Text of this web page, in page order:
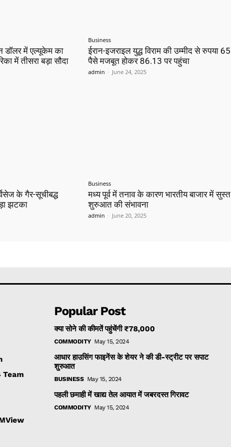
डॉलर में एल्यूकेम का
में तीसरा बड़ा सौदा
Business
ईरान-इजराइल युद्ध विराम की उम्मीद से रुपया 65
पैसे मजबूत होकर 86.13 पर पहुंचा
admin - June 24, 2025
के गैर-सूचीबद्ध
झटका
Business
मध्य पूर्व में तनाव के कारण भारतीय बाजार में सुस्त
शुरुआत की संभावना
admin - June 20, 2025
Team
Popular Post
क्या सोने की कीमतें पहुंचेंगी ₹78,000
COMMODITY May 15, 2024
आधार हाउसिंग फाइनेंस के शेयर ने की डी-स्ट्रीट पर सपाट
शुरुआत
BUSINESS May 15, 2024
पहली छमाही में खाद्य तेल आयात में जबरदस्त गिरावट
COMMODITY May 15, 2024